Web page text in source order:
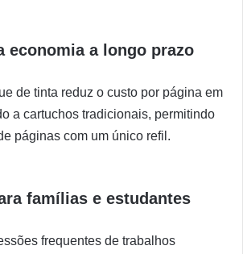
economia a longo prazo
de tinta reduz o custo por página em
a cartuchos tradicionais, permitindo
páginas com um único refil.
famílias e estudantes
frequentes de trabalhos